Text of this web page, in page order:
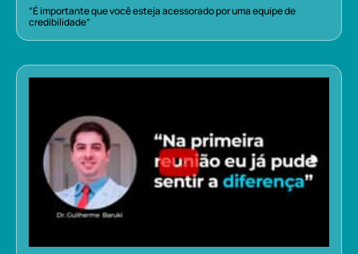
“É importante que você esteja acessorado por uma equipe de
credibilidade”